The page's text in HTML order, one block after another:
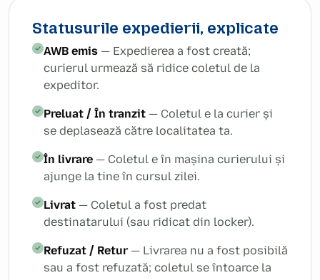
Statusurile expedierii, explicate
AWB emis — Expedierea a fost creată;
curierul urmează să ridice coletul de la
expeditor.
Preluat / În tranzit — Coletul e la curier și
se deplasează către localitatea ta.
În livrare — Coletul e în mașina curierului și
ajunge la tine în cursul zilei.
Livrat — Coletul a fost predat
destinatarului (sau ridicat din locker).
Refuzat / Retur — Livrarea nu a fost posibilă
sau a fost refuzată; coletul se întoarce la